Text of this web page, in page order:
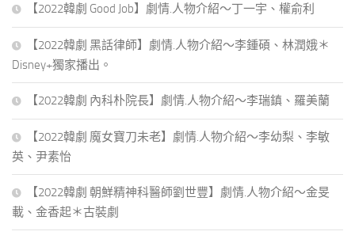
【2022韓劇 Good Job】劇情.人物介紹～丁一宇、權俞利
【2022韓劇 黑話律師】劇情.人物介紹～李鍾碩、林潤娥＊
Disney+獨家播出。
【2022韓劇 內科朴院長】劇情.人物介紹～李瑞鎮、羅美蘭
【2022韓劇 魔女寶刀未老】劇情.人物介紹～李幼梨、李敏
英、尹素怡
【2022韓劇 朝鮮精神科醫師劉世豐】劇情.人物介紹～金旻
載、金香起＊古裝劇